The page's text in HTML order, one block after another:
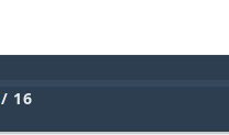
/ 16